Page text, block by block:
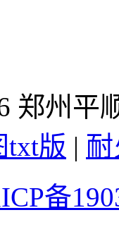
郑州平
txt版 |
备